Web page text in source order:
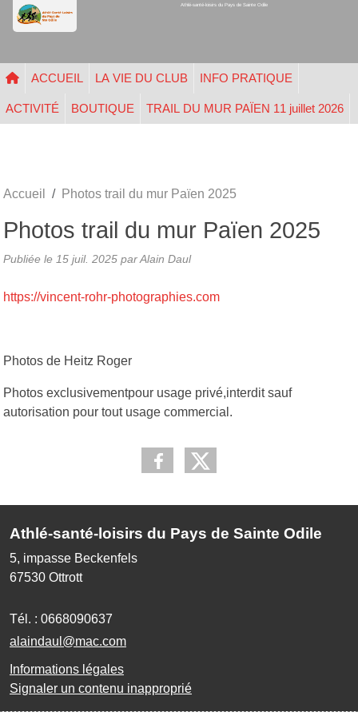
Athlé-santé-loisirs du Pays de Sainte Odile
ACCUEIL LA VIE DU CLUB INFO PRATIQUE
ACTIVITÉ BOUTIQUE TRAIL DU MUR PAÏEN 11 juillet 2026
Accueil Photos trail du mur Païen 2025
Photos trail du mur Païen 2025
Publiée le 15 juil. 2025 parAlain Daul
https://vincent-rohr-photographies.com
Photos de Heitz Roger
Photos exclusivementpour usage privé,interdit sauf
autorisation pour tout usage commercial.
Athlé-santé-loisirs du Pays de Sainte Odile
5, impasse Beckenfels
67530 Ottrott
Tél. : 0668090637
alaindaul@mac.com
Informations légales
Signaler un contenu inapproprié
Panneau de gestion des cookies